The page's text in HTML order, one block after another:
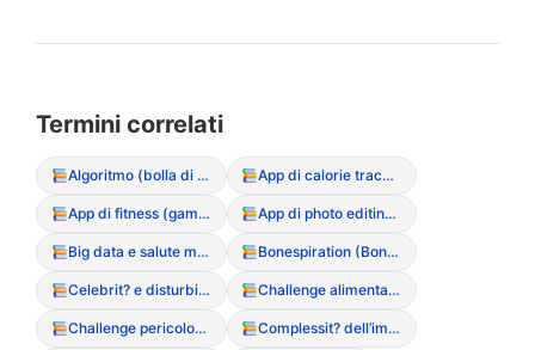
Termini correlati
Algoritmo (bolla di filtraggio dei contenuti DCA) App di calorie tracking (rischi e dipendenza)
App di fitness (gamification del movimento) App di photo editing (manipolazione dell’immagine)
Big data e salute mentale Bonespiration (Bonespo)
Celebrit? e disturbi alimentari (influenza del racconto mediatico) Challenge alimentari (partecipazione a sfide online pericolose)
Challenge pericolose (sfide social legate al peso) Complessit? dell’immagine digitale